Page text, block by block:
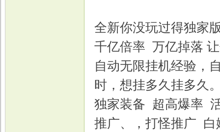
全新你没玩过得独家
千亿倍率 万亿掉落
自动无限挂机经验，
时，想挂多久挂多久
独家装备 超高爆率
推广、，打怪推广 白